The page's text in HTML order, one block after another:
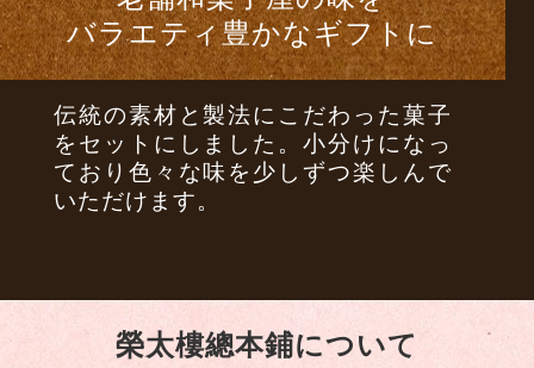
バラエティ豊かなギフトに
伝統の素材と製法にこだわった菓子
をセットにしました。小分けになっ
ており色々な味を少しずつ楽しんで
いただけます。
榮太樓總本鋪について